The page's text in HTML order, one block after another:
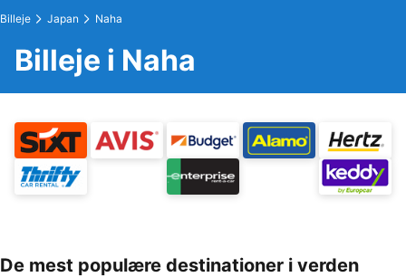
Billeje Japan Naha
Billeje i Naha
De mest populære destinationer i verden